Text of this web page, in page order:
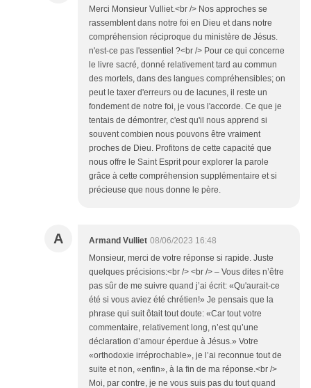
Merci Monsieur Vulliet.<br /> Nos approches se
rassemblent dans notre foi en Dieu et dans notre
compréhension réciproque du ministère de Jésus.
n'est-ce pas l'essentiel ?<br /> Pour ce qui concerne
le livre sacré, donné relativement tard au commun
des mortels, dans des langues compréhensibles; on
peut le taxer d'erreurs ou de lacunes, il reste un
fondement de notre foi, je vous l'accorde. Ce que je
tentais de démontrer, c'est qu'il nous apprend si
souvent combien nous pouvons être vraiment
proches de Dieu. Profitons de cette capacité que
nous offre le Saint Esprit pour explorer la parole
grâce à cette compréhension supplémentaire et si
précieuse que nous donne le père.
A Armand Vulliet 08/06/2023 16:48
Monsieur, merci de votre réponse si rapide. Juste
quelques précisions:<br /> <br /> – Vous dites n’être
pas sûr de me suivre quand j’ai écrit: «Qu'aurait-ce
été si vous aviez été chrétien!» Je pensais que la
phrase qui suit ôtait tout doute: «Car tout votre
commentaire, relativement long, n’est qu’une
déclaration d’amour éperdue à Jésus.» Votre
«orthodoxie irréprochable», je l’ai reconnue tout de
suite et non, «enfin», à la fin de ma réponse.<br />
Moi, par contre, je ne vous suis pas du tout quand